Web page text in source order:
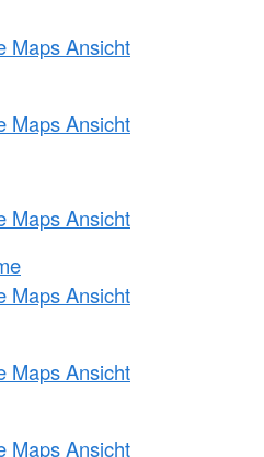
Maps Ansicht
Maps Ansicht
Maps Ansicht
Maps Ansicht
Maps Ansicht
Maps Ansicht